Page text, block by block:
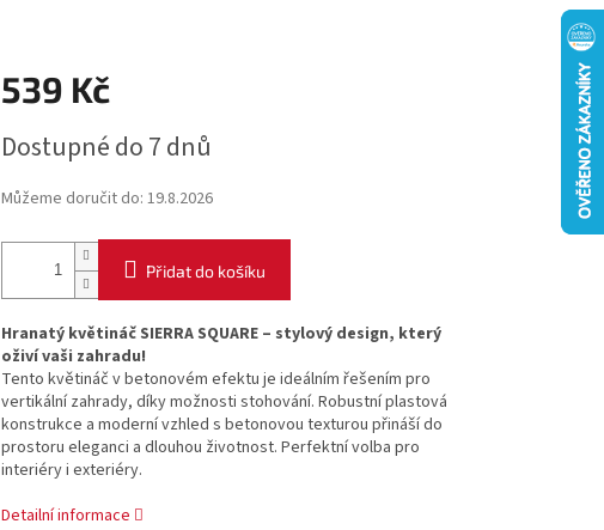
539 Kč
cena:
Dostupné do 7 dnů
Můžeme doručit do: 19.8.2026
Přidat do košíku
Hranatý květináč SIERRA SQUARE – stylový design, který
oživí vaši zahradu!
Tento květináč v betonovém efektu je ideálním řešením pro
vertikální zahrady, díky možnosti stohování. Robustní plastová
konstrukce a moderní vzhled s betonovou texturou přináší do
prostoru eleganci a dlouhou životnost. Perfektní volba pro
interiéry i exteriéry.
Detailní informace